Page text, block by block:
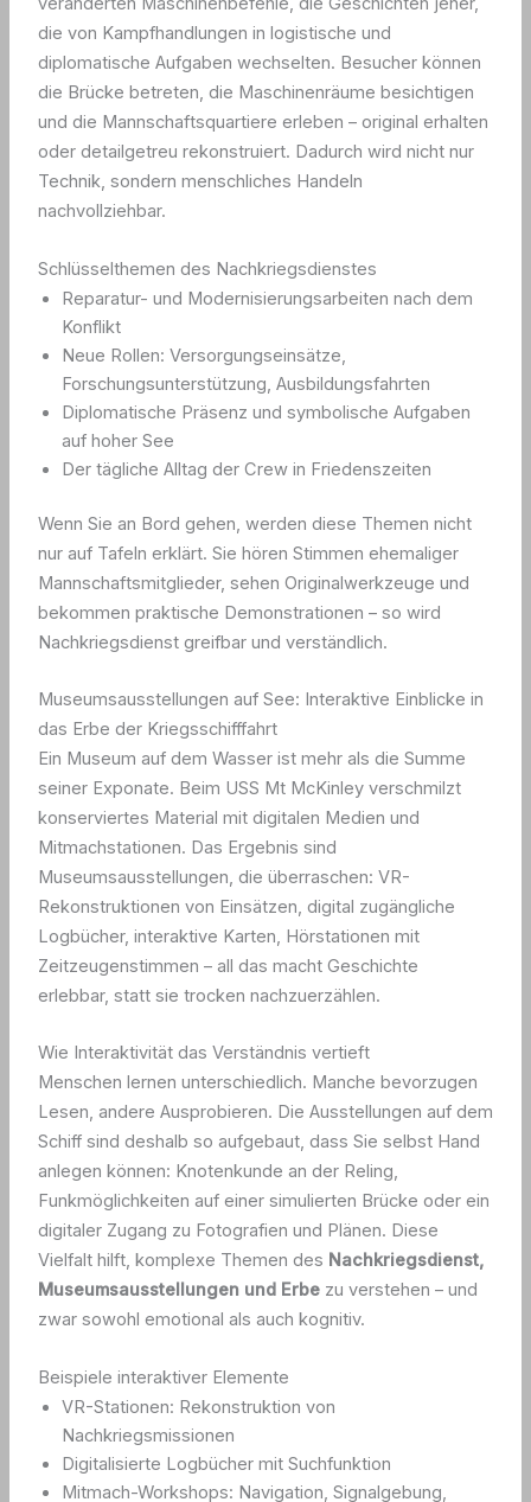
die von Kampfhandlungen in logistische und
diplomatische Aufgaben wechselten. Besucher können
die Brücke betreten, die Maschinenräume besichtigen
und die Mannschaftsquartiere erleben – original erhalten
oder detailgetreu rekonstruiert. Dadurch wird nicht nur
Technik, sondern menschliches Handeln
nachvollziehbar.
Schlüsselthemen des Nachkriegsdienstes
Reparatur- und Modernisierungsarbeiten nach dem
Konflikt
Neue Rollen: Versorgungseinsätze,
Forschungsunterstützung, Ausbildungsfahrten
Diplomatische Präsenz und symbolische Aufgaben
auf hoher See
Der tägliche Alltag der Crew in Friedenszeiten
Wenn Sie an Bord gehen, werden diese Themen nicht
nur auf Tafeln erklärt. Sie hören Stimmen ehemaliger
Mannschaftsmitglieder, sehen Originalwerkzeuge und
bekommen praktische Demonstrationen – so wird
Nachkriegsdienst greifbar und verständlich.
Museumsausstellungen auf See: Interaktive Einblicke in
das Erbe der Kriegsschifffahrt
Ein Museum auf dem Wasser ist mehr als die Summe
seiner Exponate. Beim USS Mt McKinley verschmilzt
konserviertes Material mit digitalen Medien und
Mitmachstationen. Das Ergebnis sind
Museumsausstellungen, die überraschen: VR-
Rekonstruktionen von Einsätzen, digital zugängliche
Logbücher, interaktive Karten, Hörstationen mit
Zeitzeugenstimmen – all das macht Geschichte
erlebbar, statt sie trocken nachzuerzählen.
Wie Interaktivität das Verständnis vertieft
Menschen lernen unterschiedlich. Manche bevorzugen
Lesen, andere Ausprobieren. Die Ausstellungen auf dem
Schiff sind deshalb so aufgebaut, dass Sie selbst Hand
anlegen können: Knotenkunde an der Reling,
Funkmöglichkeiten auf einer simulierten Brücke oder ein
digitaler Zugang zu Fotografien und Plänen. Diese
Vielfalt hilft, komplexe Themen des Nachkriegsdienst,
Museumsausstellungen und Erbezu verstehen – und
zwar sowohl emotional als auch kognitiv.
Beispiele interaktiver Elemente
VR-Stationen: Rekonstruktion von
Nachkriegsmissionen
Digitalisierte Logbücher mit Suchfunktion
Mitmach-Workshops: Navigation, Signalgebung,